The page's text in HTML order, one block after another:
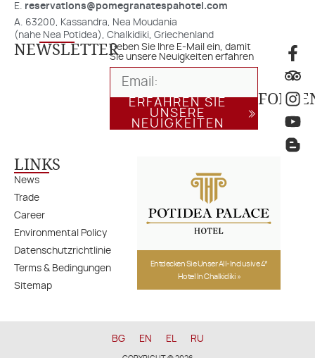
E. reservations@pomegranatespahotel.com
A. 63200, Kassandra, Nea Moudania
(nahe Nea Potidea), Chalkidiki, Griechenland
LINKS
News
Trade
Career
Environmental Policy
Datenschutzrichtlinie
Terms & Bedingungen
Sitemap
NEWSLETTERGeben Sie Ihre E-Mail ein, damit
Sie unsere Neuigkeiten erfahren
ERFAHREN SIE
UNSERE
NEUIGKEITEN
Entdecken Sie Unser All-Inclusive 4*
Hotel In Chalkidiki »
BG EN EL RU